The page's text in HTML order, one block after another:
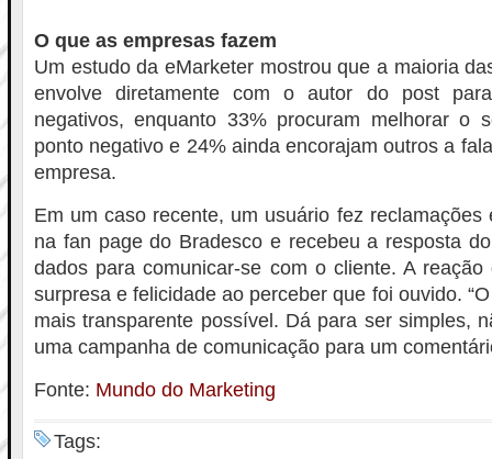
O que as empresas fazem
Um estudo da eMarketer mostrou que a maioria
envolve diretamente com o autor do post
negativos, enquanto 33% procuram melhorar o
ponto negativo e 24% ainda encorajam outros a
empresa.
Em um caso recente, um usuário fez reclamações
na fan page do Bradesco e recebeu a resposta
dados para comunicar-se com o cliente. A
surpresa e felicidade ao perceber que foi ouvido.
mais transparente possível. Dá para ser simples,
uma campanha de comunicação para um
Fonte: Mundo do Marketing
Tags: